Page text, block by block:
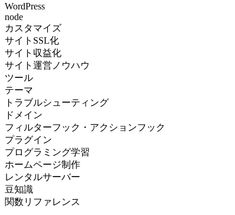
WordPress
node
カスタマイズ
サイトSSL化
サイト収益化
サイト運営ノウハウ
ツール
テーマ
トラブルシューティング
ドメイン
フィルターフック・アクションフック
プラグイン
プログラミング学習
ホームページ制作
レンタルサーバー
豆知識
関数リファレンス